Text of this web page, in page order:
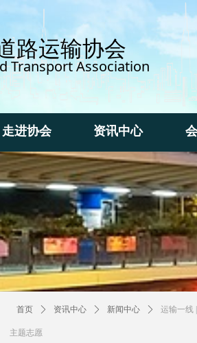
路运输协会
Transport Association
走进协会
走进协会
资讯中心
资讯中心
首页 ꄲ 资讯中心 ꄲ 新闻中心 ꄲ 运输一线
主题志愿